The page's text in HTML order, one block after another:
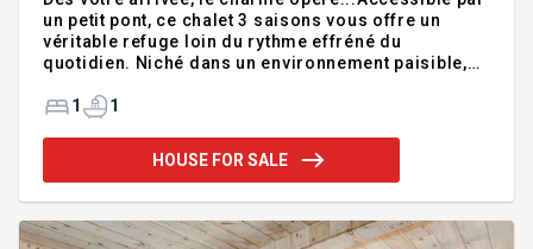
un petit pont, ce chalet 3 saisons vous offre un
véritable refuge loin du rythme effréné du
quotidien. Niché dans un environnement paisible,
reconnexion avec la nature. Entièrement rénové
À l'extérieur comme à l'intérieur, tout a été pensé
pour créer un espace chaleureux et sans souci. Le
ambiance apaisante unique. Un endroit où il fait
1 1
HOUSE FOR SALE